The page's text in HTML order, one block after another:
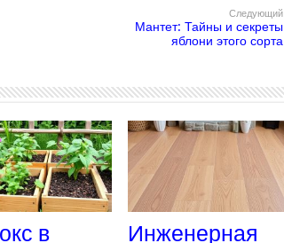
Следующий
Мантет: Тайны и секреты
яблони этого сорта
в Инженерная